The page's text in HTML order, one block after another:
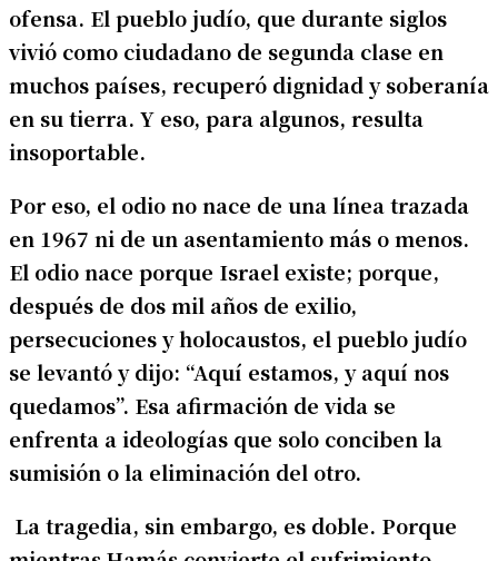
ofensa. El pueblo judío, que durante siglos
vivió como ciudadano de segunda clase en
muchos países, recuperó dignidad y soberanía
en su tierra. Y eso, para algunos, resulta
insoportable.
Por eso, el odio no nace de una línea trazada
en 1967 ni de un asentamiento más o menos.
El odio nace porque Israel existe; porque,
después de dos mil años de exilio,
persecuciones y holocaustos, el pueblo judío
se levantó y dijo: “Aquí estamos, y aquí nos
quedamos”. Esa afirmación de vida se
enfrenta a ideologías que solo conciben la
sumisión o la eliminación del otro.
La tragedia, sin embargo, es doble. Porque